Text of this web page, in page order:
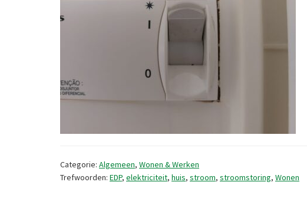
Categorie: Algemeen, Wonen & Werken
Trefwoorden: EDP, elektriciteit, huis, stroom, stroomstoring, Wonen